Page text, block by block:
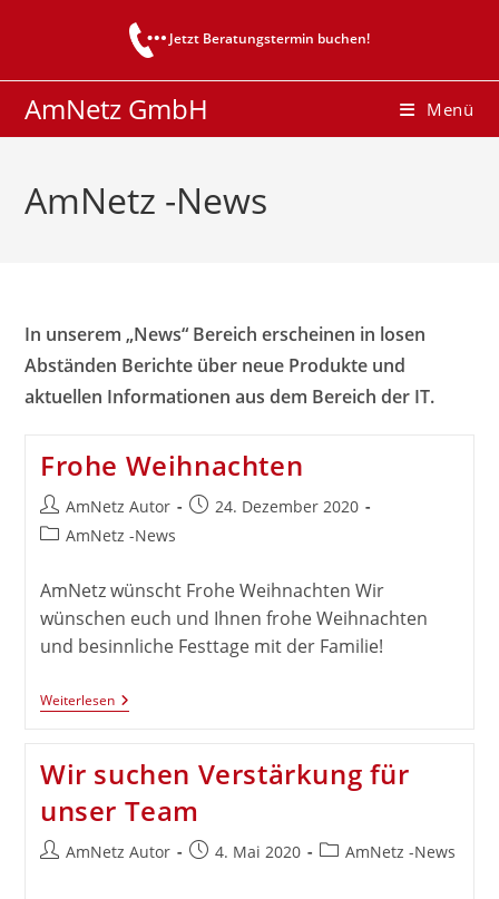
Jetzt Beratungstermin buchen!
AmNetz GmbH Menü
AmNetz -News
In unserem „News“ Bereich erscheinen in losen
Abständen Berichte über neue Produkte und
aktuellen Informationen aus dem Bereich der IT.
Frohe Weihnachten
Beitrags-
Autor:
AmNetz Autor
Beitrag24. Dezember 2020
Beitrags-
AmNetz -News
AmNetz wünscht Frohe Weihnachten Wir
wünschen euch und Ihnen frohe Weihnachten
und besinnliche Festtage mit der Familie!
WeiterlesenFrohe
Weihnachten
Wir suchen Verstärkung für
unser Team
Beitrags-
AmNetz Autor
Beitrag4. Mai 2020
Beitrags-
AmNetz -News